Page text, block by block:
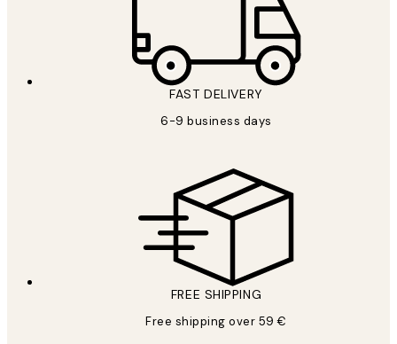
FAST DELIVERY
6-9 business days
FREE SHIPPING
Free shipping over 59 €